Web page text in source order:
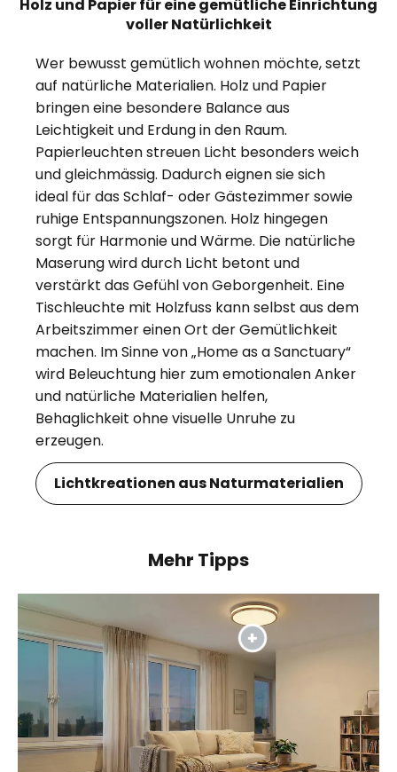
Holz und Papier für eine gemütliche Einrichtung
voller Natürlichkeit
Wer bewusst gemütlich wohnen möchte, setzt
auf natürliche Materialien. Holz und Papier
bringen eine besondere Balance aus
Leichtigkeit und Erdung in den Raum.
Papierleuchten streuen Licht besonders weich
und gleichmässig. Dadurch eignen sie sich
ideal für das Schlaf- oder Gästezimmer sowie
ruhige Entspannungszonen. Holz hingegen
sorgt für Harmonie und Wärme. Die natürliche
Maserung wird durch Licht betont und
verstärkt das Gefühl von Geborgenheit. Eine
Tischleuchte mit Holzfuss kann selbst aus dem
Arbeitszimmer einen Ort der Gemütlichkeit
machen. Im Sinne von „Home as a Sanctuary“
wird Beleuchtung hier zum emotionalen Anker
und natürliche Materialien helfen,
Behaglichkeit ohne visuelle Unruhe zu
erzeugen.
Lichtkreationen aus Naturmaterialien
Mehr Tipps